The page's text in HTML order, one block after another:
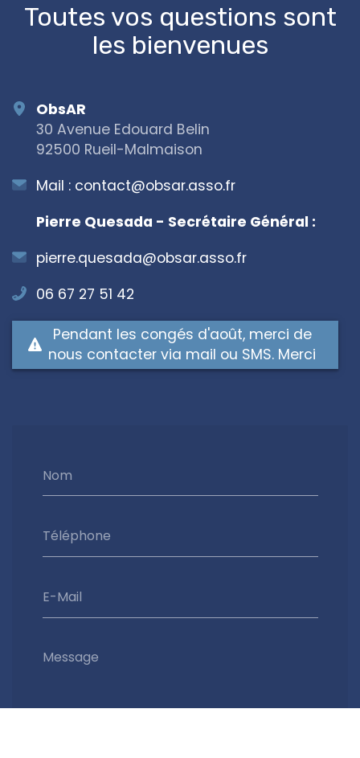
Toutes vos questions sont
les bienvenues
Nom
Téléphone
E-Mail
Message
ObsAR
30 Avenue Edouard Belin
92500 Rueil-Malmaison
Mail : contact@obsar.asso.fr
Pierre Quesada - Secrétaire Général :
pierre.quesada@obsar.asso.fr
06 67 27 51 42
Pendant les congés d'août, merci de
nous contacter via mail ou SMS. Merci